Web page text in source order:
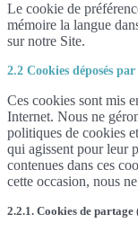
Le cookie de
mémoire la langue
sur notre Site.
2.2 Cookies déposés
Ces cookies sont mis
Internet. Nous ne
politiques de cookies
qui agissent pour leur
contenues dans ces
cette occasion, nous
2.2.1. Cookies de partage